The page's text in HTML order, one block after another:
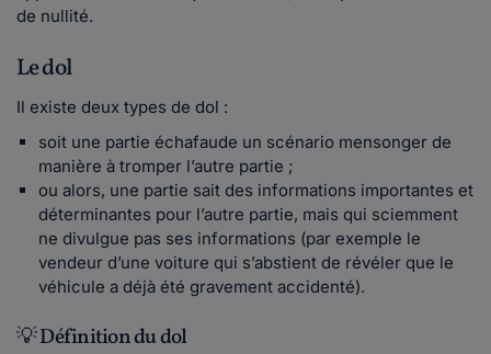
de nullité.
Le dol
Il existe deux types de dol :
soit une partie échafaude un scénario mensonger de
manière à tromper l’autre partie ;
ou alors, une partie sait des informations importantes et
déterminantes pour l’autre partie, mais qui sciemment
ne divulgue pas ses informations (par exemple le
vendeur d’une voiture qui s’abstient de révéler que le
véhicule a déjà été gravement accidenté).
💡 Définition du dol